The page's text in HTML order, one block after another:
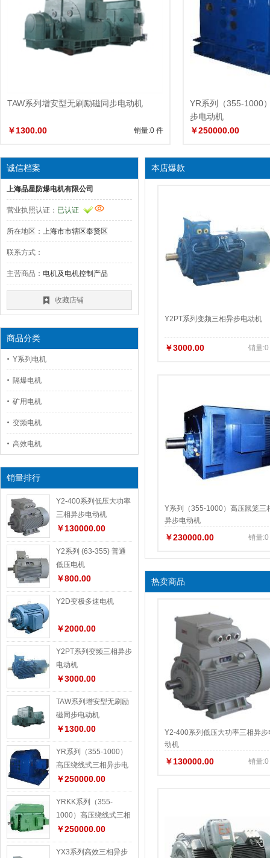
TAW系列增安型无刷励磁同步电动机
￥1300.00 销量:0 件
YR系列（355-1000
步电动机
￥250000.00
诚信档案
上海品星防爆电机有限公司
营业执照认证： 已认证
所在地区： 上海市市辖区奉贤区
联系方式：
主营商品： 电机及电机控制产品
收藏店铺
商品分类
Y系列电机
隔爆电机
矿用电机
变频电机
高效电机
销量排行
Y2-400系列低压大功率
三相异步电动机
￥130000.00
Y2系列 (63-355) 普通
低压电机
￥800.00
Y2D变极多速电机
￥2000.00
Y2PT系列变频三相异步
电动机
￥3000.00
TAW系列增安型无刷励
磁同步电动机
￥1300.00
YR系列（355-1000）
高压绕线式三相异步电
动机
￥250000.00
YRKK系列（355-
1000）高压绕线式三相
异步电动机
￥250000.00
YX3系列高效三相异步
本店爆款
Y2PT系列变频三相异步电动机
￥3000.00 销量:0
Y系列（355-1000）高压鼠笼三
异步电动机
￥230000.00 销量:0
热卖商品
Y2-400系列低压大功率三相异步
动机
￥130000.00 销量:0